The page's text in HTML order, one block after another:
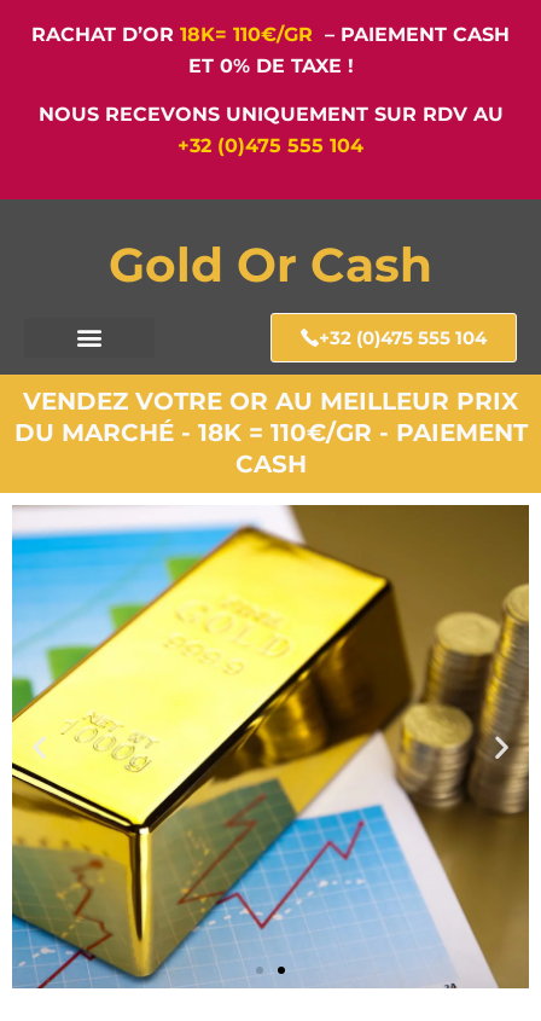
RACHAT D’OR 18K= 110€/GR – PAIEMENT CASH
ET 0% DE TAXE !
NOUS RECEVONS UNIQUEMENT SUR RDV AU
+32 (0)475 555 104
Gold Or Cash
+32 (0)475 555 104
VENDEZ VOTRE OR AU MEILLEUR PRIX
DU MARCHÉ - 18K = 110€/GR - PAIEMENT
CASH